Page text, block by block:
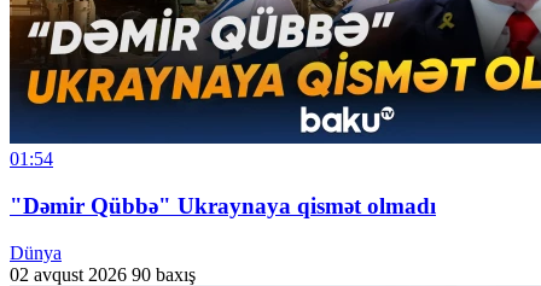
01:54
"Dəmir Qübbə" Ukraynaya qismət olmadı
Dünya
02 avqust 2026 90 baxış